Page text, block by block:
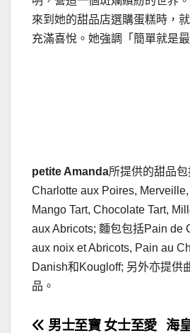
來到她的甜品店選購蛋糕時，
充滿喜悅。她強調「簡單就是最
petite Amanda所提供的甜品
Charlotte aux Poires,
Mango Tart, Chocolate Tart,
aux Abricots; 麵包包括Pain de
aux noix et Abricots, Pain au
Danish和Kougloff; 另外亦提供
品。
海
男士至寶 女士至愛